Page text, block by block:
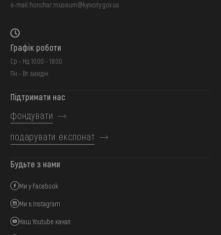
e-mail: honchar.museum@kyivcity.gov.ua
Графік роботи
Ср - Нд: 10:00 - 18:00
Пн - Вт: вихідні
Підтримати нас
фондувати
подарувати експонат
Будьте з нами
Ми у Facebook
Ми в Instagram
Наш Youtube канал